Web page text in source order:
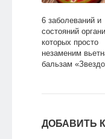
6 заболеваний и
состояний
которых просто
незаменим
бальзам
ДОБАВИТЬ